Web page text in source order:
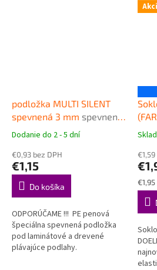
podložka MULTI SILENT
spevnená 3 mm spevnená
podložka pod plávajúce
Priemerné
produktu
je
4,7
hviezdičiek.
Dodanie do 2 - 5 dní
€0,93 bez DPH
€1,15
Do košíka
ODPORÚČAME !!! PE penová
špeciálna spevnená podložka
pod laminátové a drevené
plávajúce podlahy.
je
4,5
z
cena: